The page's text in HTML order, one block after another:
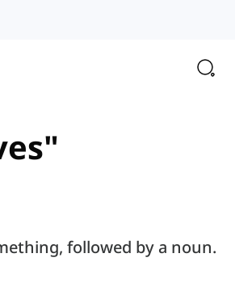
followed by a noun.